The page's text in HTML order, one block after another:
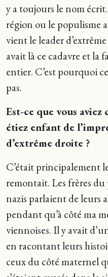
y a toujours le nom
région ou le populisme
vient le leader
avait là ce cadavre et la
entier. C’est pourquoi
pas.
Est-ce que vous aviez
étiez enfant de
d’extrême droite ?
C’était principalement
remontait. Les frères du
nazis parlaient de leurs
pendant qu’à côté ma
viennoises. Il y avait
en racontant leurs
ceux du côté maternel